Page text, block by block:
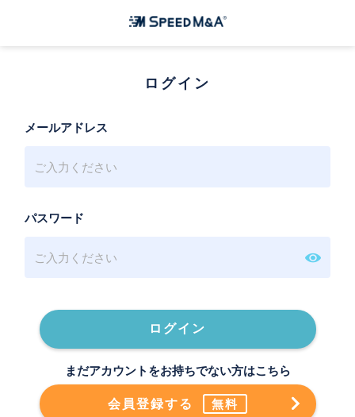
ログイン
メールアドレス
パスワード
ログイン
まだアカウントをお持ちでない方はこちら
会員登録する 無料